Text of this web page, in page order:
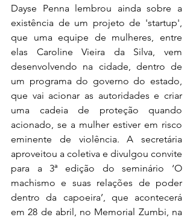
Dayse Penna lembrou ainda sobre a
existência de um projeto de 'startup',
que uma equipe de mulheres, entre
elas Caroline Vieira da Silva, vem
desenvolvendo na cidade, dentro de
um programa do governo do estado,
que vai acionar as autoridades e criar
uma cadeia de proteção quando
acionado, se a mulher estiver em risco
eminente de violência. A secretária
aproveitou a coletiva e divulgou convite
para a 3ª edição do seminário ‘O
machismo e suas relações de poder
dentro da capoeira’, que acontecerá
em 28 de abril, no Memorial Zumbi, na